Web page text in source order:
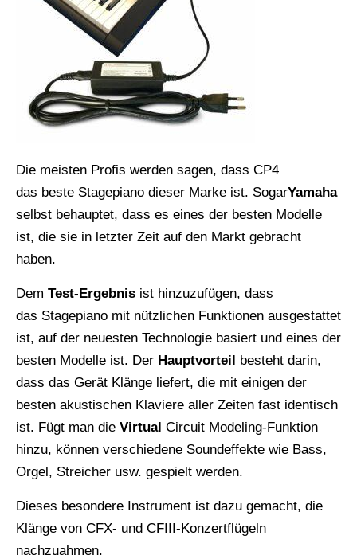
Die meisten Profis werden sagen, dass CP4
das beste Stagepiano dieser Marke ist. SogarYamaha
selbst behauptet, dass es eines der besten Modelle
ist, die sie in letzter Zeit auf den Markt gebracht
haben.
Dem Test-Ergebnis ist hinzuzufügen, dass
das Stagepiano mit nützlichen Funktionen ausgestattet
ist, auf der neuesten Technologie basiert und eines der
besten Modelle ist. Der Hauptvorteil besteht darin,
dass das Gerät Klänge liefert, die mit einigen der
besten akustischen Klaviere aller Zeiten fast identisch
ist. Fügt man die Virtual Circuit Modeling-Funktion
hinzu, können verschiedene Soundeffekte wie Bass,
Orgel, Streicher usw. gespielt werden.
Dieses besondere Instrument ist dazu gemacht, die
Klänge von CFX- und CFIII-Konzertflügeln
nachzuahmen.